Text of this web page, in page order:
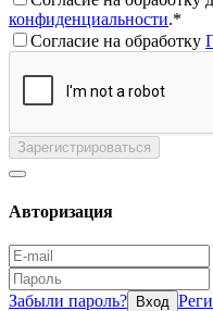
конфиденциальности.*
Согласие на обработку
Зарегистрироваться
Авторизация
Забыли пароль? Вход